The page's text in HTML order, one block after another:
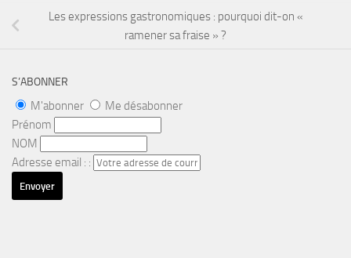
Les expressions gastronomiques : pourquoi dit-on «
ramener sa fraise » ?
S’ABONNER
M'abonner
Me désabonner
Prénom
NOM
Adresse email : :